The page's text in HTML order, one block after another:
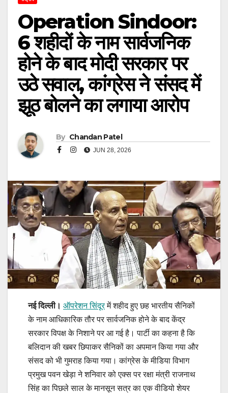
Operation Sindoor:
6 शहीदों के नाम सार्वजनिक
होने के बाद मोदी सरकार पर
उठे सवाल, कांग्रेस ने संसद में
झूठ बोलने का लगाया आरोप
By Chandan Patel
JUN 28, 2026
नई दिल्ली। ऑपरेशन सिंदूरमें शहीद हुए छह भारतीय सैनिकों
के नाम आधिकारिक तौर पर सार्वजनिक होने के बाद केंद्र
सरकार विपक्ष के निशाने पर आ गई है। पार्टी का कहना है कि
बलिदान की खबर छिपाकर सैनिकों का अपमान किया गया और
संसद को भी गुमराह किया गया। कांग्रेस के मीडिया विभाग
प्रमुख पवन खेड़ा ने शनिवार को एक्स पर रक्षा मंत्री राजनाथ
सिंह का पिछले साल के मानसून सत्र का एक वीडियो शेयर